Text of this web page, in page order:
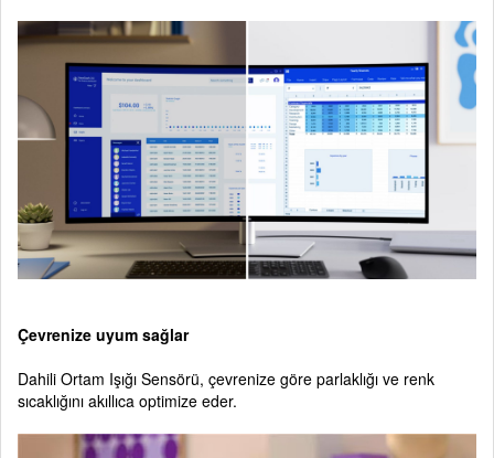
Çevrenize uyum sağlar
Dahili Ortam Işığı Sensörü, çevrenize göre parlaklığı ve renk
sıcaklığını akıllıca optimize eder.